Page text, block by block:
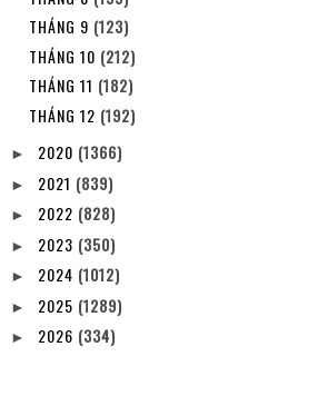
THÁNG 9 (123)
THÁNG 10 (212)
THÁNG 11 (182)
THÁNG 12 (192)
► 2020 (1366)
► 2021 (839)
► 2022 (828)
► 2023 (350)
► 2024 (1012)
► 2025 (1289)
► 2026 (334)